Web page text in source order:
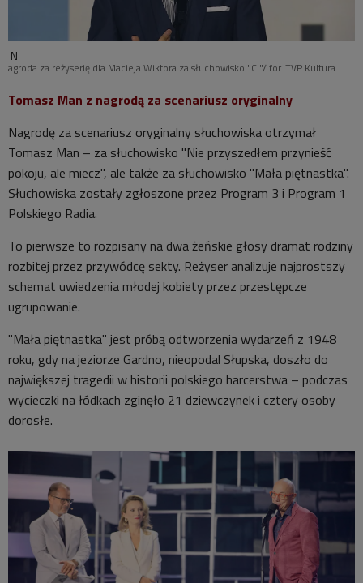
N
agroda za reżyserię dla Macieja Wiktora za słuchowisko "Ci"/ for. TVP Kultura
Tomasz Man z nagrodą za scenariusz oryginalny
Nagrodę za scenariusz oryginalny słuchowiska otrzymał
Tomasz Man – za słuchowisko "Nie przyszedłem przynieść
pokoju, ale miecz", ale także za słuchowisko "Mała piętnastka".
Słuchowiska zostały zgłoszone przez Program 3 i Program 1
Polskiego Radia.
To pierwsze to rozpisany na dwa żeńskie głosy dramat rodziny
rozbitej przez przywódcę sekty. Reżyser analizuje najprostszy
schemat uwiedzenia młodej kobiety przez przestępcze
ugrupowanie.
"Mała piętnastka" jest próbą odtworzenia wydarzeń z 1948
roku, gdy na jeziorze Gardno, nieopodal Słupska, doszło do
największej tragedii w historii polskiego harcerstwa – podczas
wycieczki na łódkach zginęło 21 dziewczynek i cztery osoby
dorosłe.